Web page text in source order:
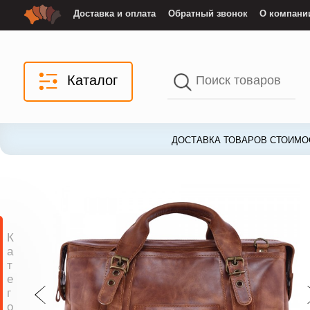
Доставка и оплата Обратный звонок О
Каталог
ДОСТАВКА ТОВАРОВ
К
а
т
е
г
о